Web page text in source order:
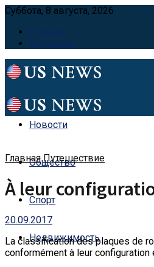
Суббота, 8 августа, 2026
Главная
Контакты
Новости
Общество
Спорт
Недвижимость
Главная Путешествие
À leur
20.09.2017
La classification des plaques de
conformément à leur configuration